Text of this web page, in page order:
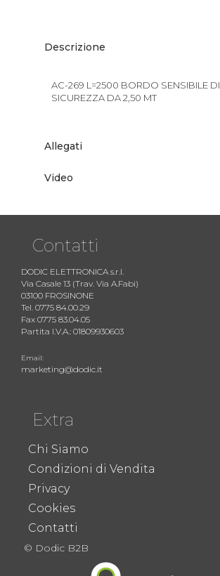
Descrizione
AC-269 L=2500 BORDO SENSIBILE DI
SICUREZZA DA 2,50 MT
Allegati
Video
Contatti
DODIC ELETTRONICA s.r.l.
Via Casale 13 (Trav. Via A.Fabi)
03100 FROSINONE
Tel. 0775 84.00.29
Fax 0775 83.04.05
Partita I.V.A.: 01809930603
Email:
marketing@dodic.it
Extra
Chi Siamo
Condizioni di Vendita
Privacy
Cookies
Contatti
© Dodic B2B